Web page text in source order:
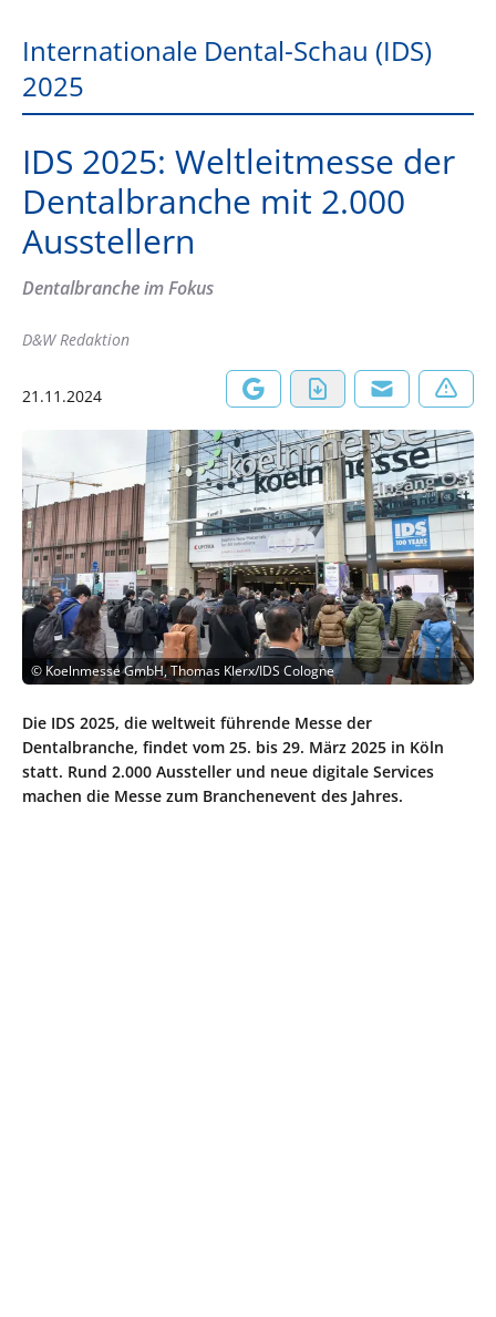
Internationale Dental-Schau (IDS)
2025
IDS 2025: Weltleitmesse der
Dentalbranche mit 2.000
Ausstellern
Dentalbranche im Fokus
D&W Redaktion
21.11.2024
© Koelnmesse GmbH, Thomas Klerx/IDS Cologne
Die IDS 2025, die weltweit führende Messe der
Dentalbranche, findet vom 25. bis 29. März 2025 in Köln
statt. Rund 2.000 Aussteller und neue digitale Services
machen die Messe zum Branchenevent des Jahres.